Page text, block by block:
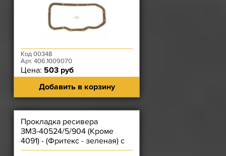
Код 00348
Арт. 406.1009070
Цена: 503 руб
Добавить в корзину
Прокладка ресивера
ЗМЗ-40524/5/904 (Кроме
4091) - (Фритекс - зеленая) с
круглыми окнами (две пары)